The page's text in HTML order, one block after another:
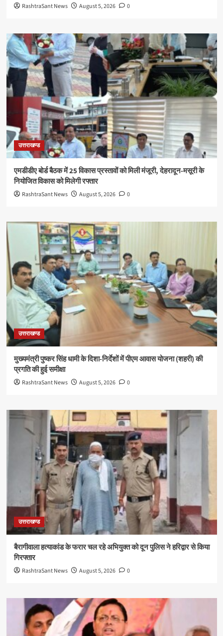
RashtraSant News August 5, 2026 0
उत्तराखण्ड
एमडीडीए बोर्ड बैठक में 25 विकास प्रस्तावों को मिली मंजूरी, देहरादून-मसूरी के
नियोजित विकास को मिलेगी रफ्तार
RashtraSant News August 5, 2026 0
उत्तराखण्ड
मुख्यमंत्री पुष्कर सिंह धामी के दिशा-निर्देशों में पीएम आवास योजना (शहरी) की
प्रगति की हुई समीक्षा
RashtraSant News August 5, 2026 0
उत्तराखण्ड
बैरागीवाला हत्याकांड के फरार चल रहे अभियुक्त को दून पुलिस ने हरिद्वार से किया
गिरफ्तार
RashtraSant News August 5, 2026 0